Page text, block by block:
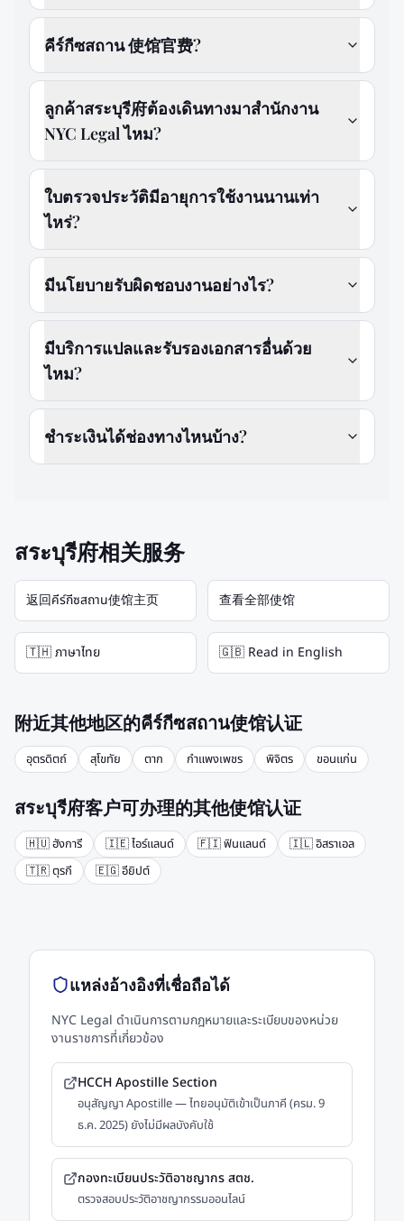
คีร์กีซสถาน 使馆官费?
ลูกค้าสระบุรี府ต้องเดินทางมาสำนักงาน
NYC Legal ไหม?
ใบตรวจประวัติมีอายุการใช้งานนานเท่า
ไหร่?
มีนโยบายรับผิดชอบงานอย่างไร?
มีบริการแปลและรับรองเอกสารอื่นด้วย
ไหม?
ชำระเงินได้ช่องทางไหนบ้าง?
สระบุรี府相关服务
返回คีร์กีซสถาน使馆主页 查看全部使馆
🇹🇭 ภาษาไทย 🇬🇧 Read in English
附近其他地区的คีร์กีซสถาน使馆认证
อุตรดิตถ์ สุโขทัย ตาก กำแพงเพชร พิจิตร ขอนแก่น
สระบุรี府客户可办理的其他使馆认证
🇭🇺ฮังการี 🇮🇪ไอร์แลนด์ 🇫🇮ฟินแลนด์ 🇮🇱อิสราเอล
🇹🇷ตุรกี 🇪🇬อียิปต์
แหล่งอ้างอิงที่เชื่อถือได้
NYC Legal ดำเนินการตามกฎหมายและระเบียบของหน่วย
งานราชการที่เกี่ยวข้อง
HCCH Apostille Section
อนุสัญญา Apostille — ไทยอนุมัติเข้าเป็นภาคี (ครม. 9
ธ.ค. 2025) ยังไม่มีผลบังคับใช้
กองทะเบียนประวัติอาชญากร สตช.
ตรวจสอบประวัติอาชญากรรมออนไลน์